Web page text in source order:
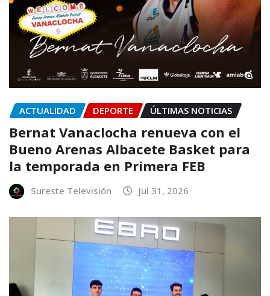
ACTUALIDAD DEPORTE ÚLTIMAS NOTICIAS
Bernat Vanaclocha renueva con el
Bueno Arenas Albacete Basket para
la temporada en Primera FEB
Sureste Televisión Jul 31, 2026